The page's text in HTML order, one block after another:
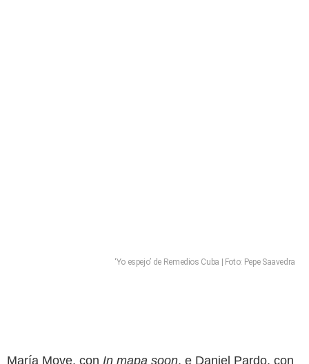
‘Yo espejo’ de Remedios Cuba | Foto: Pepe Saavedra
María Move, con In mapa soon, e Daniel Pardo, con